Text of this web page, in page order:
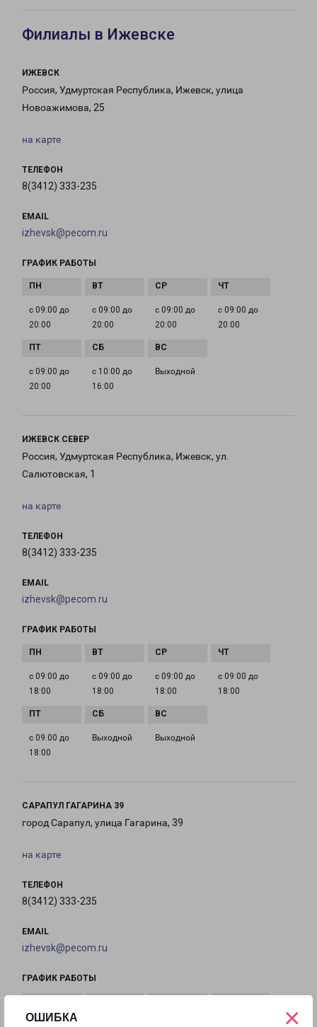
ОШИБКА ×
Филиалы в Ижевске
ИЖЕВСК
Россия, Удмуртская Республика, Ижевск, улица
Новоажимова, 25
на карте
ТЕЛЕФОН
8(3412) 333-235
EMAIL
izhevsk@pecom.ru
ГРАФИК РАБОТЫ
с 09:00 до
20:00
с 09:00 до
20:00
с 09:00 до
20:00
с 09:00 до
20:00
с 09:00 до
20:00
с 10:00 до
16:00
Выходной
ИЖЕВСК СЕВЕР
Россия, Удмуртская Республика, Ижевск, ул.
Салютовская, 1
на карте
ТЕЛЕФОН
8(3412) 333-235
EMAIL
izhevsk@pecom.ru
ГРАФИК РАБОТЫ
с 09:00 до
18:00
с 09:00 до
18:00
с 09:00 до
18:00
с 09:00 до
18:00
с 09:00 до
18:00
Выходной Выходной
САРАПУЛ ГАГАРИНА 39
город Сарапул, улица Гагарина, 39
на карте
ТЕЛЕФОН
8(3412) 333-235
EMAIL
izhevsk@pecom.ru
ГРАФИК РАБОТЫ